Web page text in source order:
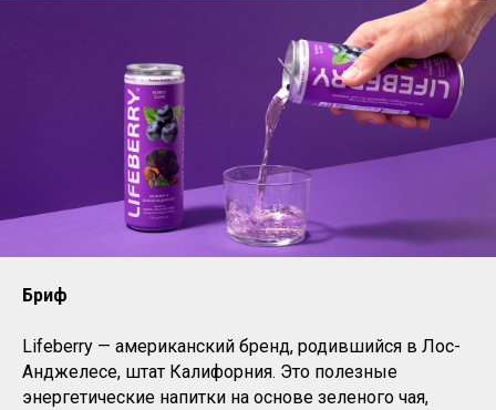
Бриф
Lifeberry — американский бренд, родившийся в Лос-
Анджелесе, штат Калифорния. Это полезные
энергетические напитки на основе зеленого чая,